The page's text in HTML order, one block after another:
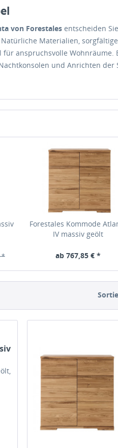
von Forestales entscheiden
Materialien,
anspruchsvolle Wohnräume.
und Anrichten
*
Forestales Kommode
IV massiv geölt
ab 767,85 € *